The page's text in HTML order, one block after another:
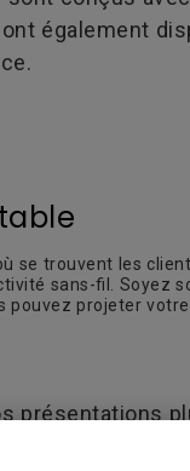
également
se trouvent les
sans-fil. Soyez
pouvez projeter
présentations
entreprises.